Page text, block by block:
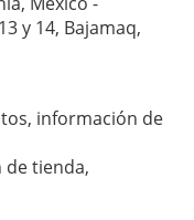
y 14, Bajamaq,
información de
tienda,